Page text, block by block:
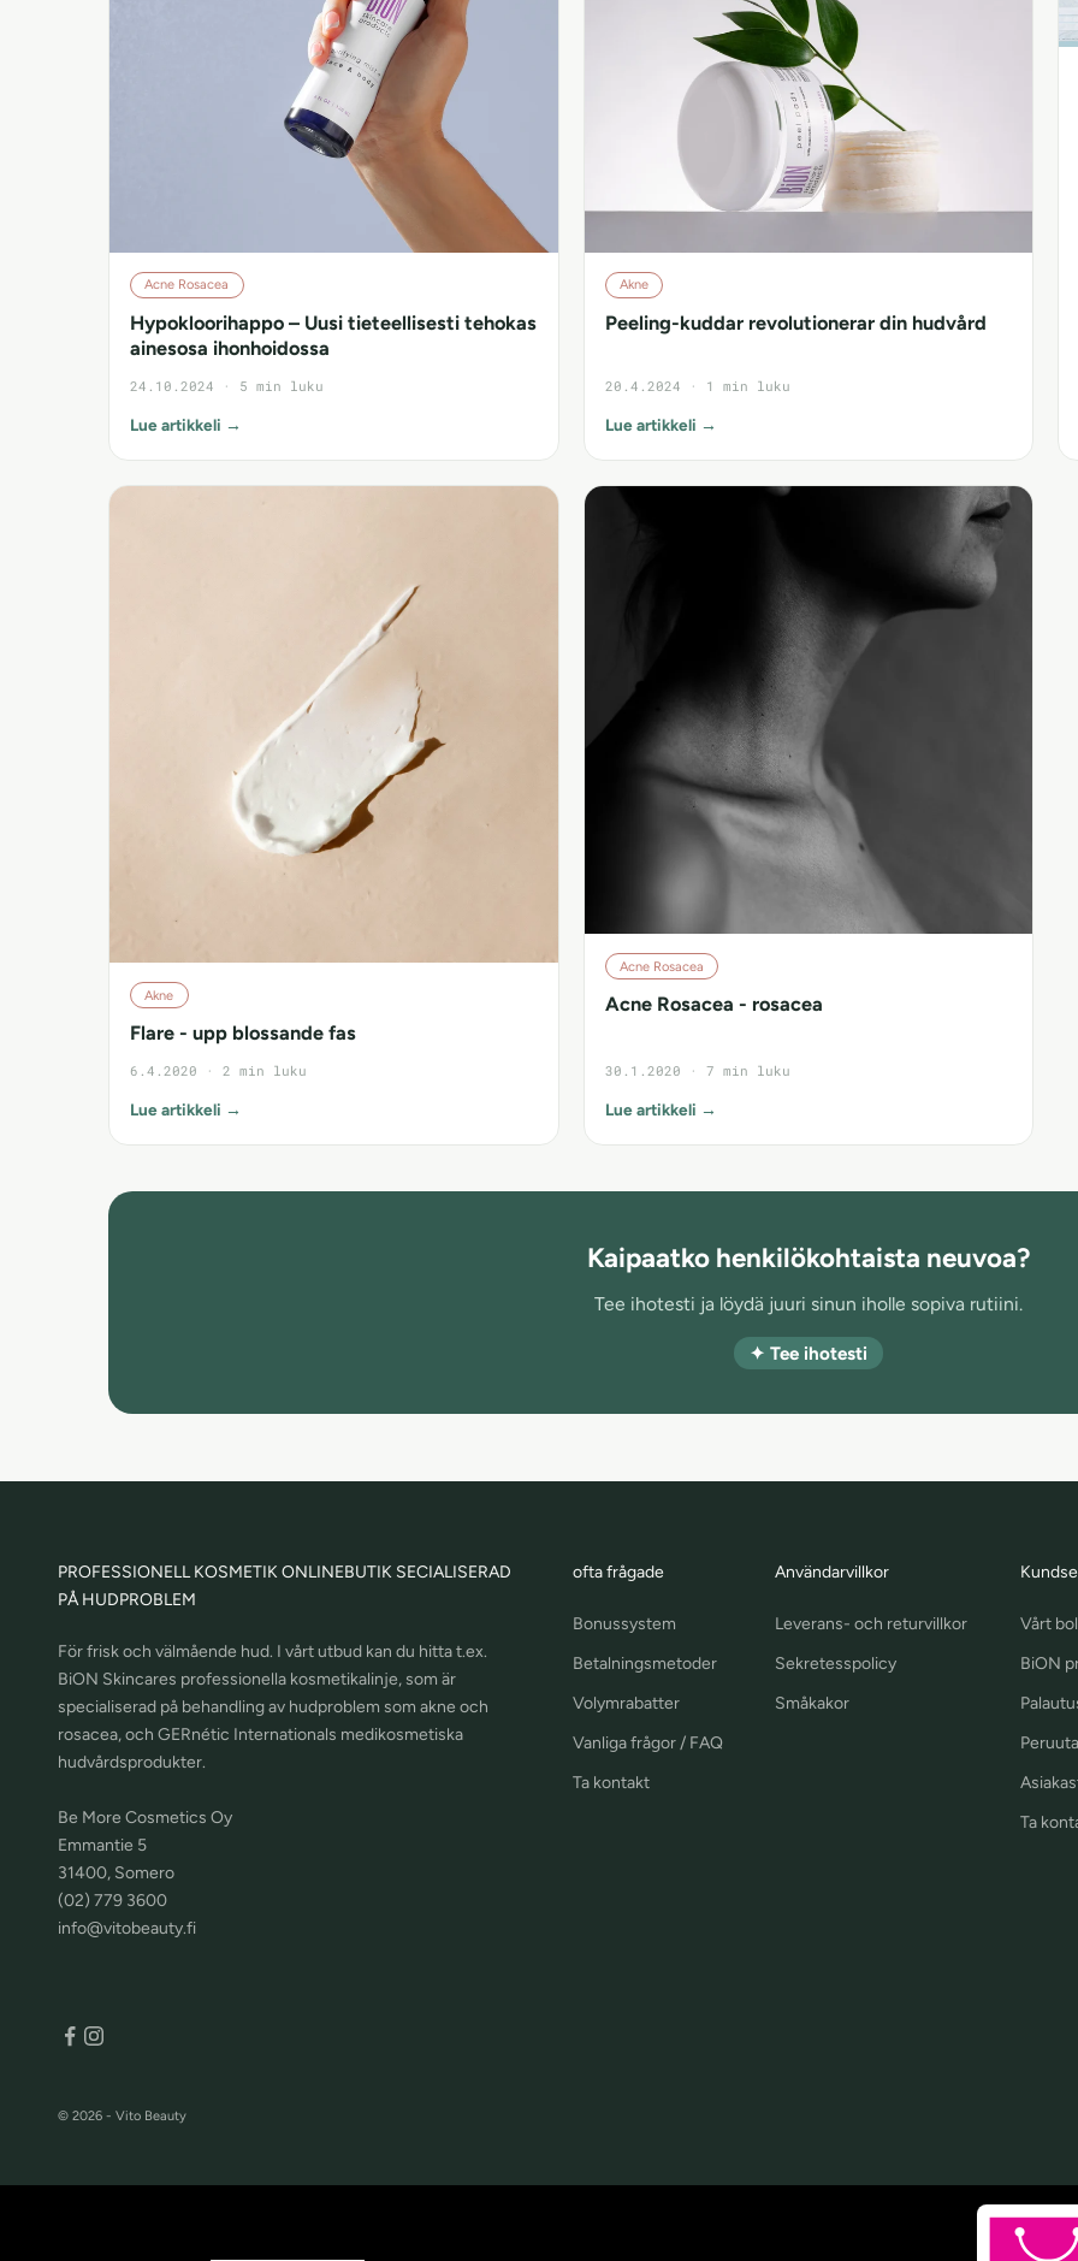
Acne Rosacea
Hypokloorihappo – Uusi tieteellisesti tehokas
ainesosa ihonhoidossa
24.10.2024 · 5 min luku
Lue artikkeli →
Akne
Peeling-kuddar revolutionerar din hudvård
20.4.2024 · 1 min luku
Lue artikkeli →
Akne
Flare - upp blossande fas
6.4.2020 · 2 min luku
Lue artikkeli →
Acne Rosacea
Acne Rosacea - rosacea
30.1.2020 · 7 min luku
Lue artikkeli →
Kaipaatko henkilökohtaista neuvoa?
Tee ihotesti ja löydä juuri sinun iholle sopiva rutiini.
✦ Tee ihotesti
PROFESSIONELL KOSMETIK ONLINEBUTIK SECIALISERAD
PÅ HUDPROBLEM
För frisk och välmående hud. I vårt utbud kan du hitta t.ex.
BiON Skincares professionella kosmetikalinje, som är
specialiserad på behandling av hudproblem som akne och
rosacea, och GERnétic Internationals medikosmetiska
hudvårdsprodukter.
Be More Cosmetics Oy
Emmantie 5
31400, Somero
(02) 779 3600
info@vitobeauty.fi
ofta frågade
Bonussystem
Betalningsmetoder
Volymrabatter
Vanliga frågor / FAQ
Ta kontakt
Användarvillkor
Leverans- och returvillkor
Sekretesspolicy
Småkakor
Vårt
BiON
Ta
© 2026 - Vito Beauty